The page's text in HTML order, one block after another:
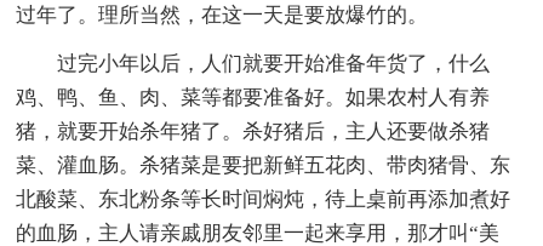
过年了。理所当然，在这一天是要放爆竹的。
过完小年以后，人们就要开始准备年货了，什么
鸡、鸭、鱼、肉、菜等都要准备好。如果农村人有养
猪，就要开始杀年猪了。杀好猪后，主人还要做杀猪
菜、灌血肠。杀猪菜是要把新鲜五花肉、带肉猪骨、东
北酸菜、东北粉条等长时间焖炖，待上桌前再添加煮好
的血肠，主人请亲戚朋友邻里一起来享用，那才叫“美